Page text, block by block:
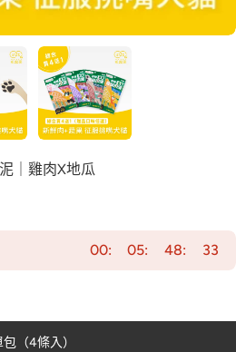
｜雞肉X地瓜
00 05 48 31
包（4條入）